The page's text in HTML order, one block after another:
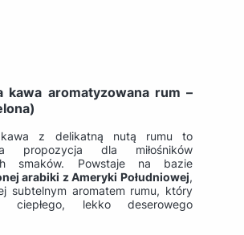
kawa aromatyzowana rum –
kawa z delikatną nutą rumu to
propozycja dla miłośników
smaków. Powstaje na bazie
arabiki z Ameryki Południowej,
subtelnym aromatem rumu, który
ciepłego, lekko deserowego